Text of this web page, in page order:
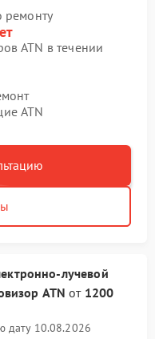
ремонту
ATN в течении
ATN
лучевой
ATN от 1200
дату 10.08.2026